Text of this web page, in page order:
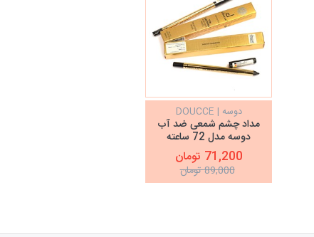
دوسه | DOUCCE
مداد چشم شمعی ضد آب
دوسه مدل 72 ساعته
71,200 تومان
89,000 تومان